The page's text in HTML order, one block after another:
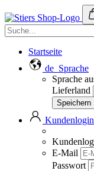
Startseite
de Sprache
Sprache
Lieferland
Kundenlogin
E-Mail
Passwort